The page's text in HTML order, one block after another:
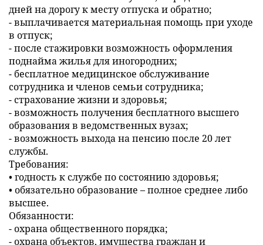
дней на дорогу к месту отпуска и обратно;
- выплачивается материальная помощь при уходе
в отпуск;
- после стажировки возможность оформления
поднайма жилья для иногородних;
- бесплатное медицинское обслуживание
сотрудника и членов семьи сотрудника;
- страхование жизни и здоровья;
- возможность получения бесплатного высшего
образования в ведомственных вузах;
- возможность выхода на пенсию после 20 лет
службы.
Требования:
• годность к службе по состоянию здоровья;
• обязательно образование – полное среднее либо
высшее.
Обязанности:
- охрана общественного порядка;
- охрана объектов, имущества граждан и